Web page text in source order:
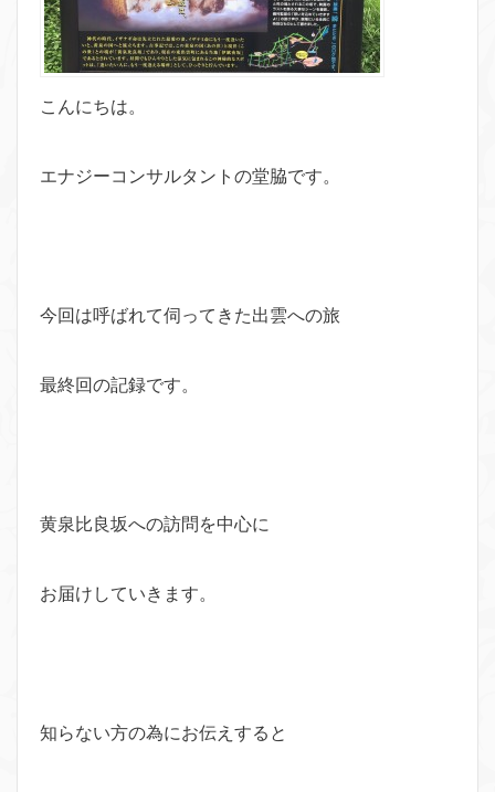
こんにちは。
エナジーコンサルタントの堂脇です。
今回は呼ばれて伺ってきた出雲への旅
最終回の記録です。
黄泉比良坂への訪問を中心に
お届けしていきます。
知らない方の為にお伝えすると